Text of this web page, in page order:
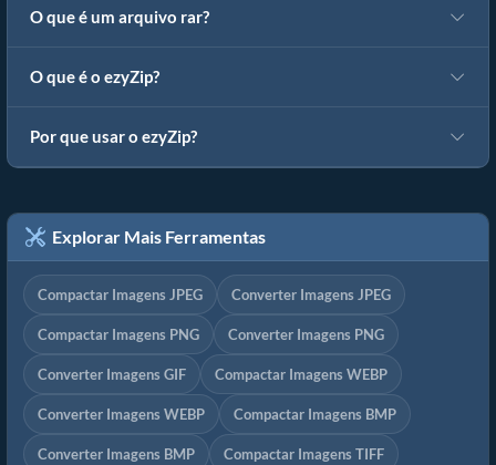
O que é um arquivo rar?
O que é o ezyZip?
Por que usar o ezyZip?
Explorar Mais Ferramentas
Compactar Imagens JPEG Converter Imagens JPEG
Compactar Imagens PNG Converter Imagens PNG
Converter Imagens GIF Compactar Imagens WEBP
Converter Imagens WEBP Compactar Imagens BMP
Converter Imagens BMP Compactar Imagens TIFF